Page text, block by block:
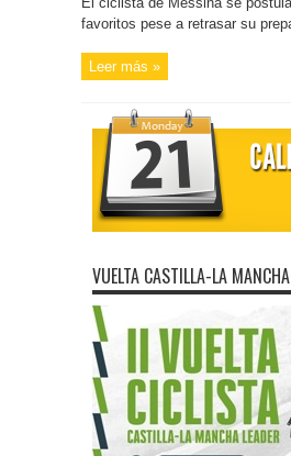
favoritos pese a retrasar su
Leer más »
VUELTA CASTILLA-LA